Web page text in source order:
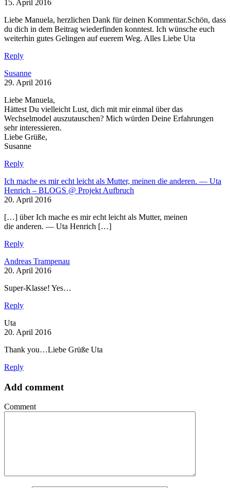
15. April 2016
Liebe Manuela, herzlichen Dank für deinen Kommentar.Schön, dass
du dich in dem Beitrag wiederfinden konntest. Ich wünsche euch
weiterhin gutes Gelingen auf euerem Weg. Alles Liebe Uta
Reply
Susanne
29. April 2016
Liebe Manuela,
Hättest Du vielleicht Lust, dich mit mir einmal über das
Wechselmodel auszutauschen? Mich würden Deine Erfahrungen
sehr interessieren.
Liebe Grüße,
Susanne
Reply
Ich mache es mir echt leicht als Mutter, meinen die anderen. — Uta
Henrich – BLOGS @ Projekt Aufbruch
20. April 2016
[…] über Ich mache es mir echt leicht als Mutter, meinen
die anderen. — Uta Henrich […]
Reply
Andreas Trampenau
20. April 2016
Super-Klasse! Yes…
Reply
Uta
20. April 2016
Thank you…Liebe Grüße Uta
Reply
Add comment
Comment